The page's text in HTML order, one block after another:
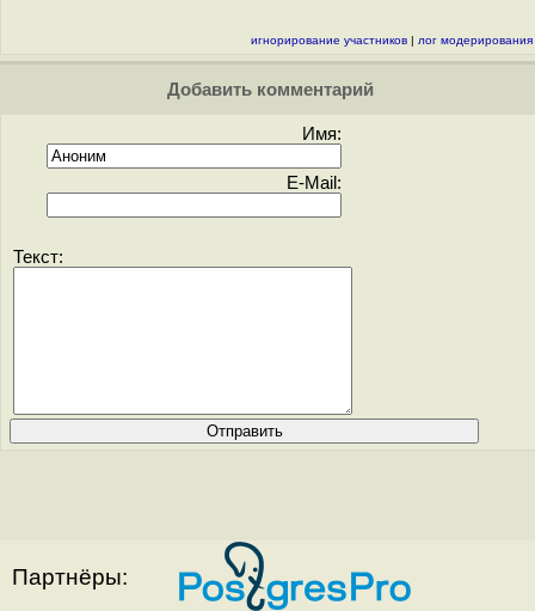
игнорирование участников | лог модерирования
Добавить комментарий
Имя:
E-Mail:
Текст:
Партнёры: